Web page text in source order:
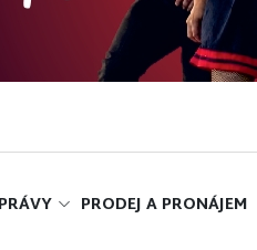
PRODEJ A PRONÁJEM